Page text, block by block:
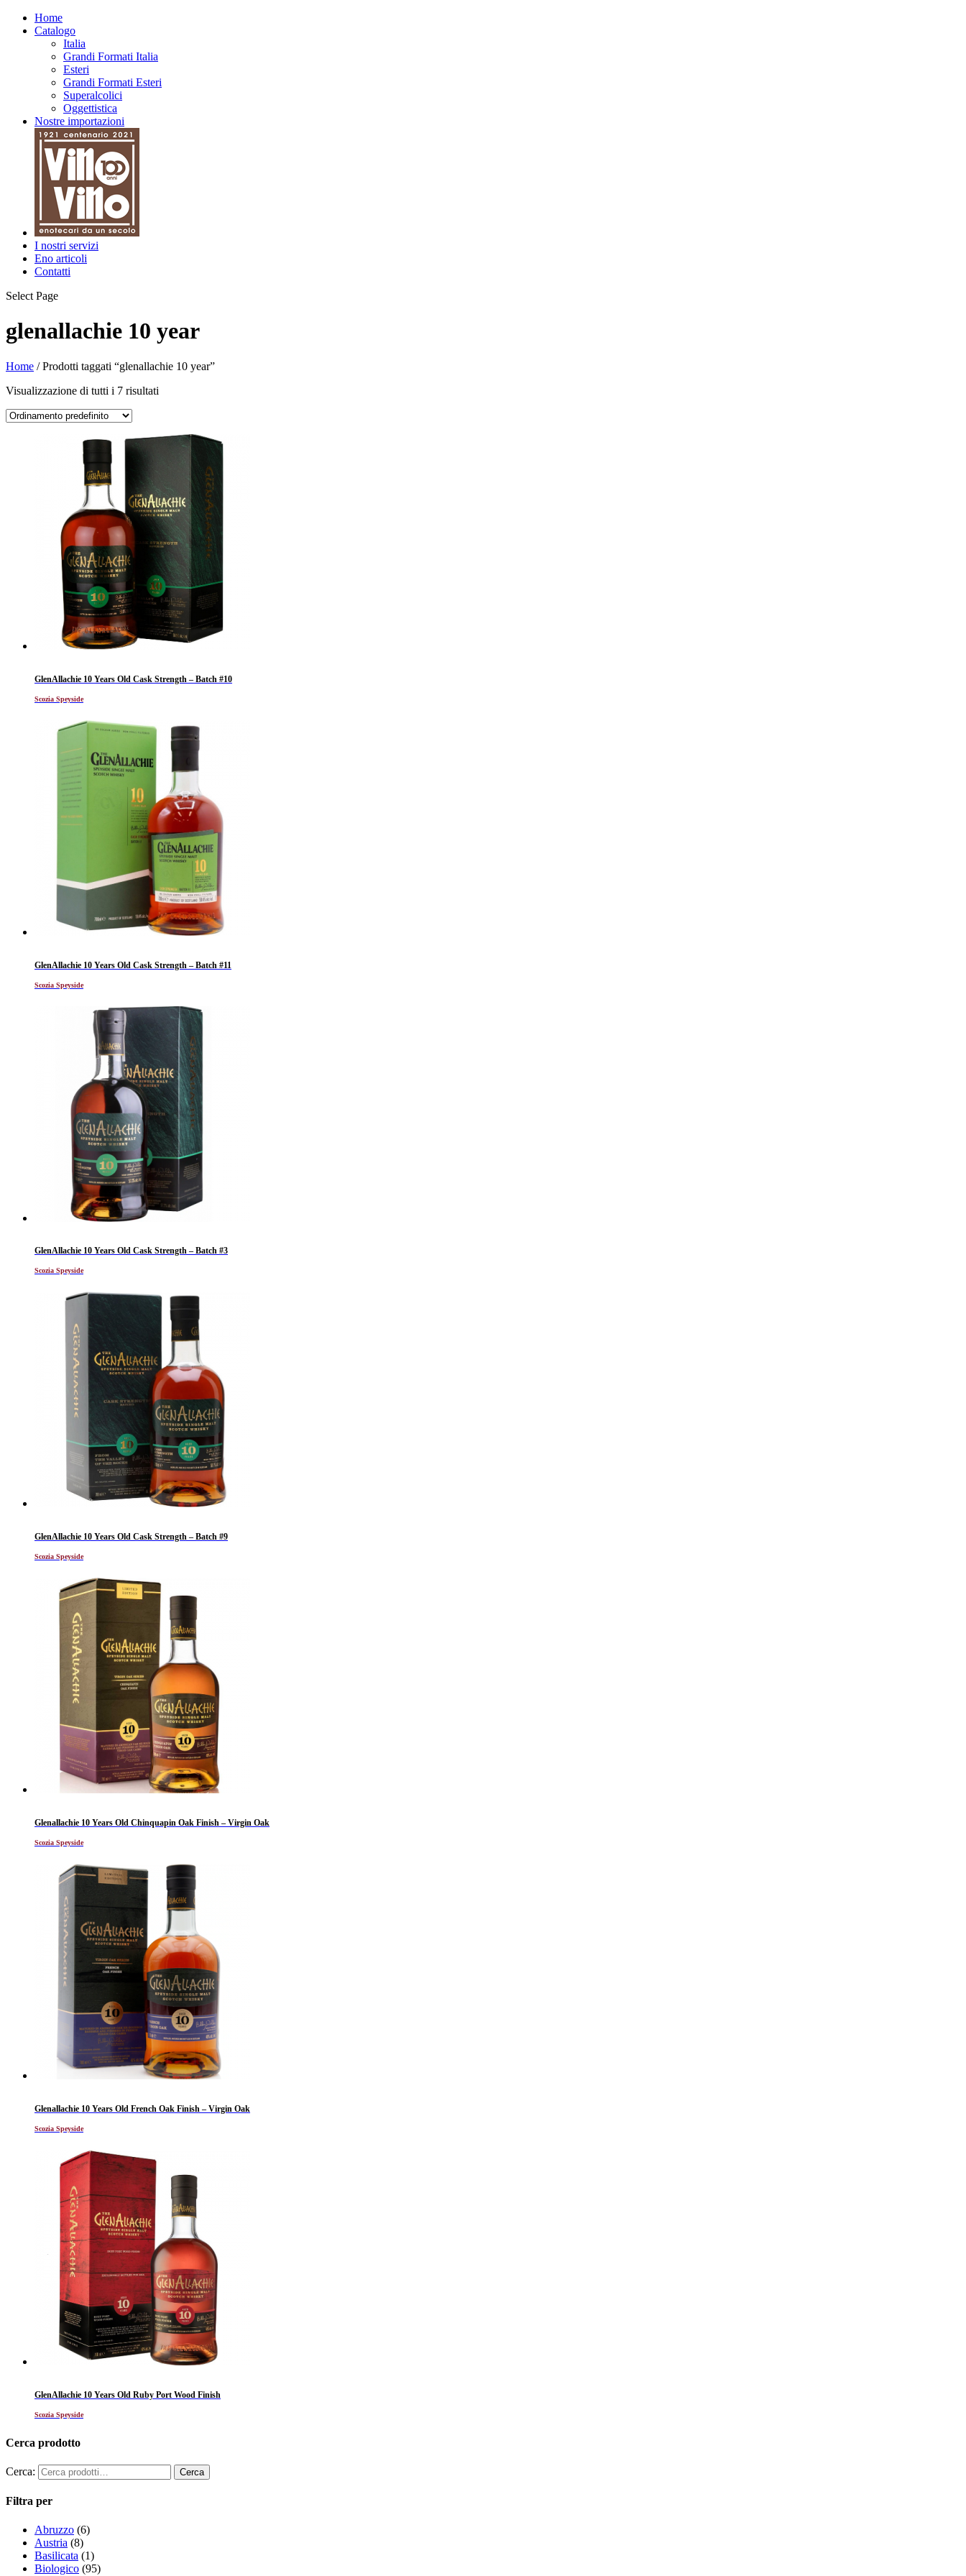
Home
Catalogo
Italia
Grandi Formati Italia
Esteri
Grandi Formati Esteri
Superalcolici
Oggettistica
Nostre importazioni
I nostri servizi
Eno articoli
Contatti
Select Page
glenallachie 10 year
Home / Prodotti taggati “glenallachie 10 year”
Visualizzazione di tutti i 7 risultati
GlenAllachie 10 Years Old Cask Strength – Batch #10
Scozia Speyside
GlenAllachie 10 Years Old Cask Strength – Batch #11
Scozia Speyside
GlenAllachie 10 Years Old Cask Strength – Batch #3
Scozia Speyside
GlenAllachie 10 Years Old Cask Strength – Batch #9
Scozia Speyside
Glenallachie 10 Years Old Chinquapin Oak Finish – Virgin Oak
Scozia Speyside
Glenallachie 10 Years Old French Oak Finish – Virgin Oak
Scozia Speyside
GlenAllachie 10 Years Old Ruby Port Wood Finish
Scozia Speyside
Cerca prodotto
Cerca:
Filtra per
Abruzzo (6)
Austria (8)
Basilicata (1)
Biologico (95)